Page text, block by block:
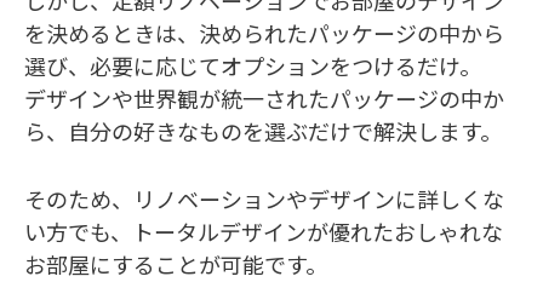
を決めるときは、決められたパッケージの中から
選び、必要に応じてオプションをつけるだけ。
デザインや世界観が統一されたパッケージの中か
ら、自分の好きなものを選ぶだけで解決します。
そのため、リノベーションやデザインに詳しくな
い方でも、トータルデザインが優れたおしゃれな
お部屋にすることが可能です。